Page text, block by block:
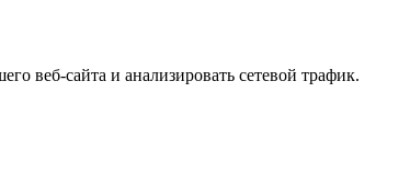
веб-сайта и анализировать сетевой трафик.